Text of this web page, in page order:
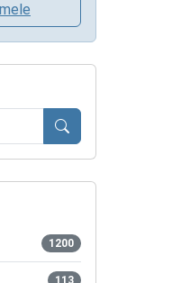
Caută
1200
113